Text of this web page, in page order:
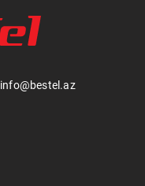
info@bestel.az